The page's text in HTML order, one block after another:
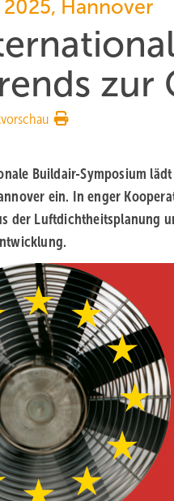
2025, Hannover
Buildair-Symposium
ein. In enger
der Luftdichtheitsplanung